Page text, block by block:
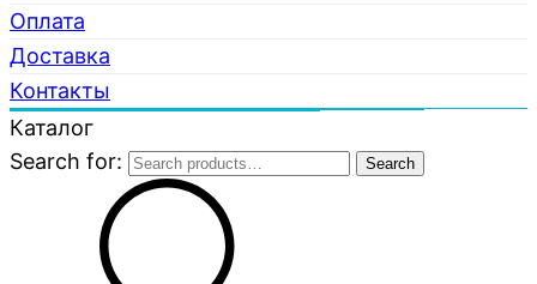
Оплата
Доставка
Контакты
Каталог
Search for:
Search